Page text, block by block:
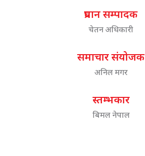
प्रधान सम्पादक
चेतन अधिकारी
समाचार संयोजक
अनिल मगर
स्तम्भकार
बिमल नेपाल